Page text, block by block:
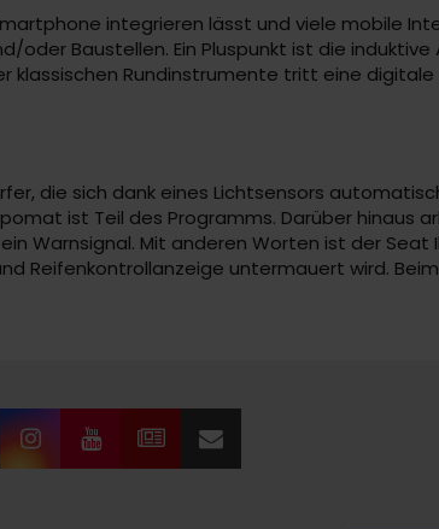
integrieren lässt und viele mobile
Baustellen. Ein Pluspunkt ist die
Rundinstrumente tritt eine
die sich dank eines Lichtsensors
ist Teil des Programms. Darüber
Warnsignal. Mit anderen Worten ist der
Reifenkontrollanzeige untermauert wird.